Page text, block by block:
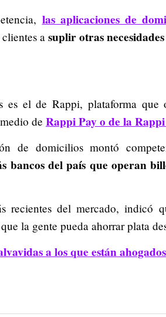
las aplicaciones de
a suplir otras
es el de Rappi, plataforma que
de Rappi Pay o de la
de domicilios montó
bancos del país que operan
recientes del mercado, indicó
la gente pueda ahorrar plata
a los que están